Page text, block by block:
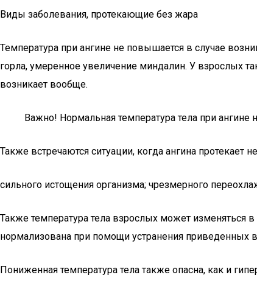
Виды заболевания, протекающие без жара
Температура при ангине не повышается в случае
горла, умеренное увеличение миндалин. У взрослых
возникает вообще.
Важно! Нормальная температура тела при ангине
Также встречаются ситуации, когда ангина
сильного истощения организма; чрезмерного
Также температура тела взрослых может изменяться
нормализована при помощи устранения
Пониженная температура тела также опасна, как и